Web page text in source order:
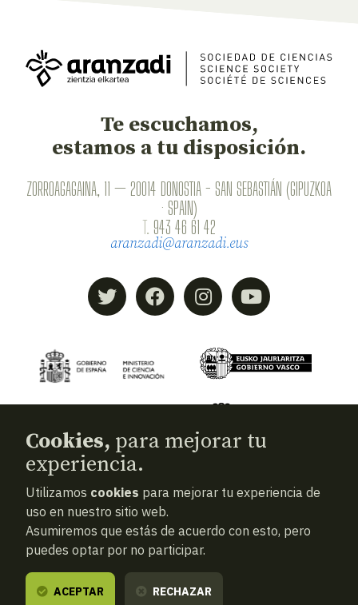
Te escuchamos,
estamos a tu disposición.
ZORROAGAGAINA, 11 — 20014 DONOSTIA - SAN SEBASTIÁN (GIPUZKOA
· SPAIN)
T. 943 46 61 42
aranzadi@aranzadi.eus
© 2026Aranzadi — Zientzia elkartea
Términos y condiciones
Política de privacidad
Cookies
Cookies, para mejorar tu
experiencia.
Utilizamos cookies para mejorar tu experiencia de
uso en nuestro sitio web.
Asumiremos que estás de acuerdo con esto, pero
puedes optar por no participar.
ACEPTAR RECHAZAR